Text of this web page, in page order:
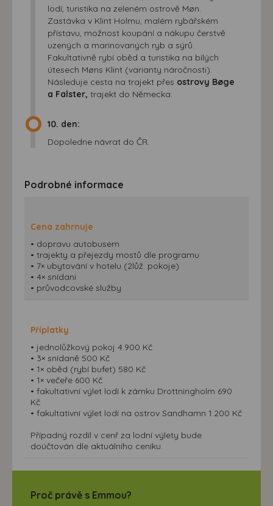
lodí, turistika na zeleném ostrově Møn.
Zastávka v Klint Holmu, malém rybářském
přístavu, možnost koupání a nákupu čerstvě
uzených a marinovaných ryb a sýrů.
Fakultativně rybí oběd a turistika na bílých
útesech Møns Klint (varianty náročnosti).
Následuje cesta na trajekt přes ostrovy Bøge
a Falster, trajekt do Německa.
10. den:
Dopoledne návrat do ČR.
Podrobné informace
Cena zahrnuje
• dopravu autobusem
• trajekty a přejezdy mostů dle programu
• 7× ubytování v hotelu (2lůž. pokoje)
• 4× snídani
• průvodcovské služby
Příplatky
• jednolůžkový pokoj 4.900 Kč
• 3× snídaně 500 Kč
• 1× oběd (rybí bufet) 580 Kč
• 1× večeře 600 Kč
• fakultativní výlet lodí k zámku Drottningholm 690
Kč
• fakultativní výlet lodí na ostrov Sandhamn 1.200 Kč
Případný rozdíl v cenř za lodní výlety bude
doúčtován dle aktuálního ceníku.
Proč právě s Emmou?